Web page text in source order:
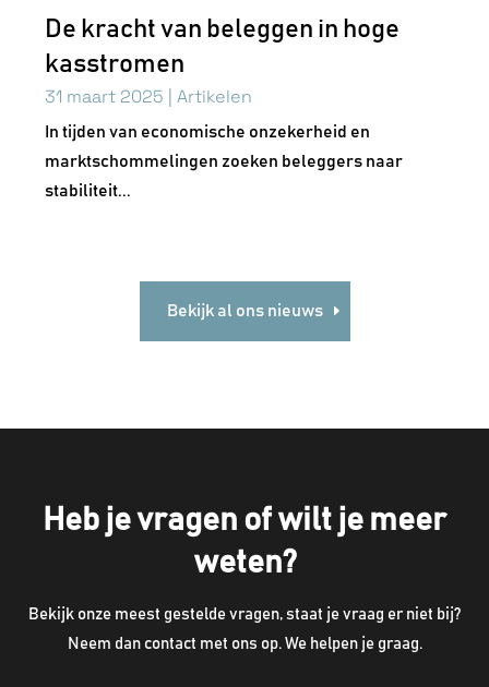
De kracht van beleggen in hoge
kasstromen
31 maart 2025 |Artikelen
In tijden van economische onzekerheid en
marktschommelingen zoeken beleggers naar
stabiliteit...
Bekijk al ons nieuws
Heb je vragen of wilt je meer
weten?
Bekijk onze meest gestelde vragen, staat je vraag er niet bij?
Neem dan contact met ons op. We helpen je graag.